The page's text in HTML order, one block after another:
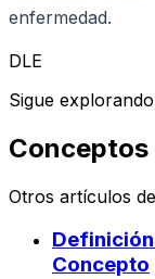
enfermedad.
DLE
Sigue explorando
Conceptos
Otros artículos
Concepto